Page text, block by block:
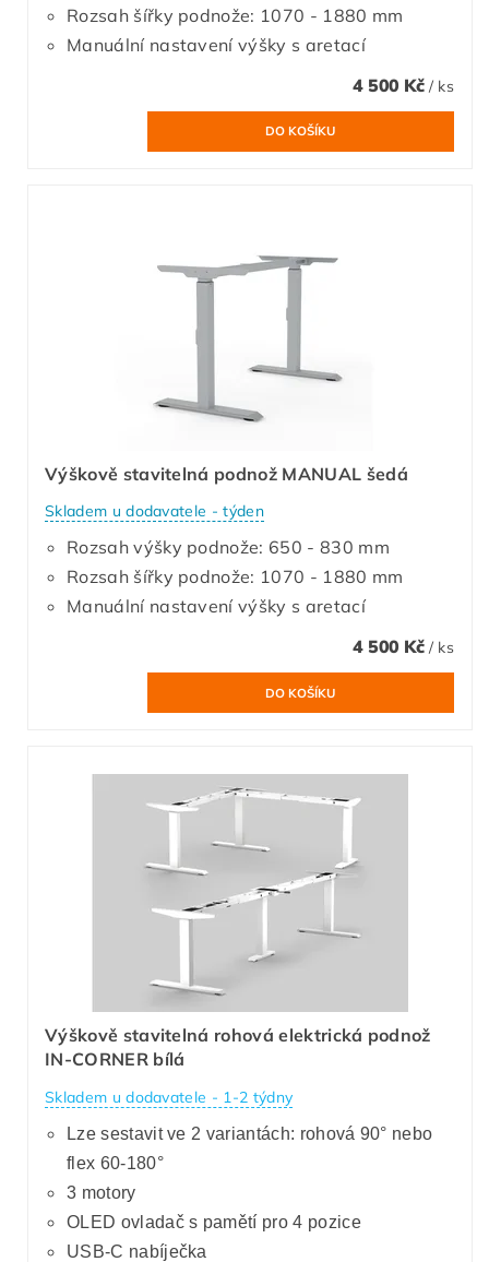
Rozsah šířky podnože: 1070 - 1880 mm
Manuální nastavení výšky s aretací
4 500 Kč / ks
Výškově stavitelná podnož MANUAL šedá
Skladem u dodavatele - týden
Rozsah výšky podnože: 650 - 830 mm
Rozsah šířky podnože: 1070 - 1880 mm
Manuální nastavení výšky s aretací
4 500 Kč / ks
Výškově stavitelná rohová elektrická podnož
IN-CORNER bílá
Skladem u dodavatele - 1-2 týdny
Lze sestavit ve 2 variantách: rohová 90° nebo
flex 60-180°
3 motory
OLED ovladač s pamětí pro 4 pozice
USB-C nabíječka